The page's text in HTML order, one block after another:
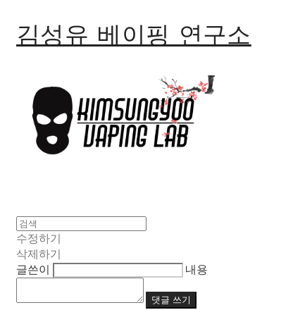
김성유 베이핑 연구소
수정하기
삭제하기
글쓴이
내용
댓글 쓰기